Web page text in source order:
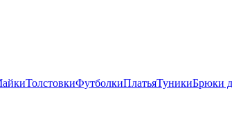
ТолстовкиФутболкиПлатьяТуникиБрюки